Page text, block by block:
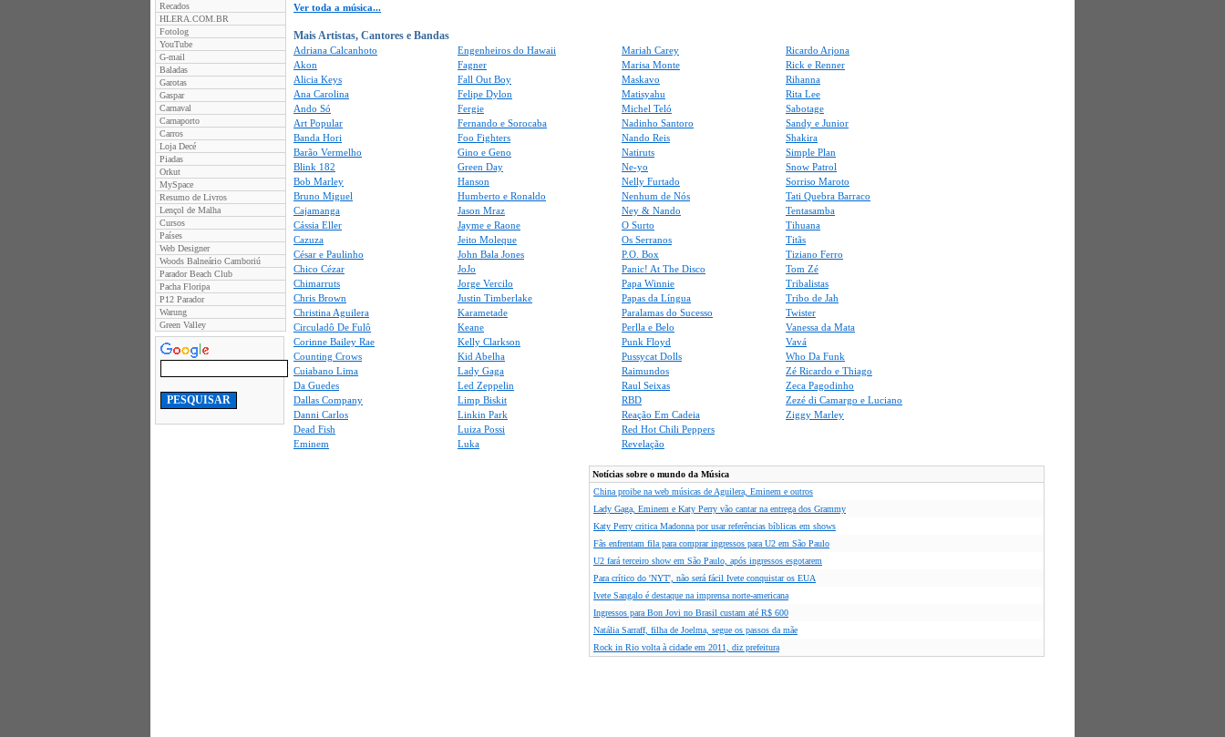
Recados
HLERA.COM.BR
Fotolog
YouTube
G-mail
Baladas
Garotas
Gaspar
Carnaval
Carnaporto
Carros
Loja Decé
Piadas
Orkut
MySpace
Resumo de Livros
Lençol de Malha
Cursos
Países
Web Designer
Woods Balneário Camboriú
Parador Beach Club
Pacha Floripa
P12 Parador
Warung
Green Valley
Ver toda a música...
Mais Artistas, Cantores e Bandas
Adriana Calcanhoto
Akon
Alicia Keys
Ana Carolina
Ando Só
Art Popular
Banda Hori
Barão Vermelho
Blink 182
Bob Marley
Bruno Miguel
Cajamanga
Cássia Eller
Cazuza
César e Paulinho
Chico Cézar
Chimarruts
Chris Brown
Christina Aguilera
Circuladô De Fulô
Corinne Bailey Rae
Counting Crows
Cuiabano Lima
Da Guedes
Dallas Company
Danni Carlos
Dead Fish
Eminem
Engenheiros do Hawaii
Fagner
Fall Out Boy
Felipe Dylon
Fergie
Fernando e Sorocaba
Foo Fighters
Gino e Geno
Green Day
Hanson
Humberto e Ronaldo
Jason Mraz
Jayme e Raone
Jeito Moleque
John Bala Jones
JoJo
Jorge Vercilo
Justin Timberlake
Karametade
Keane
Kelly Clarkson
Kid Abelha
Lady Gaga
Led Zeppelin
Limp Biskit
Linkin Park
Luiza Possi
Luka
Mariah Carey
Marisa Monte
Maskavo
Matisyahu
Michel Teló
Nadinho Santoro
Nando Reis
Natiruts
Ne-yo
Nelly Furtado
Nenhum de Nós
Ney & Nando
O Surto
Os Serranos
P.O. Box
Panic! At The Disco
Papa Winnie
Papas da Língua
Paralamas do Sucesso
Perlla e Belo
Punk Floyd
Pussycat Dolls
Raimundos
Raul Seixas
RBD
Reação Em Cadeia
Red Hot Chili Peppers
Revelação
Ricardo Arjona
Rick e Renner
Rihanna
Rita Lee
Sabotage
Sandy e Junior
Shakira
Simple Plan
Snow Patrol
Sorriso Maroto
Tati Quebra Barraco
Tentasamba
Tihuana
Titãs
Tiziano Ferro
Tom Zé
Tribalistas
Tribo de Jah
Twister
Vanessa da Mata
Vavá
Who Da Funk
Zé Ricardo e Thiago
Zeca Pagodinho
Zezé di Camargo e Luciano
Ziggy Marley
Notícias sobre o mundo da Música
China proibe na web músicas de Aguilera, Eminem e outros
Lady Gaga, Eminem e Katy Perry vão cantar na entrega dos Grammy
Katy Perry critica Madonna por usar referências bíblicas em shows
Fãs enfrentam fila para comprar ingressos para U2 em São Paulo
U2 fará terceiro show em São Paulo, após ingressos esgotarem
Para crítico do 'NYT', não será fácil Ivete conquistar os EUA
Ivete Sangalo é destaque na imprensa norte-americana
Ingressos para Bon Jovi no Brasil custam até R$ 600
Natália Sarraff, filha de Joelma, segue os passos da mãe
Rock in Rio volta à cidade em 2011, diz prefeitura